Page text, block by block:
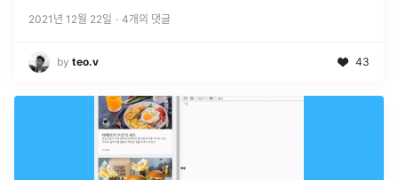
티가 달
2021년 12월 22일 · 4개의 댓글
by teo.v 43